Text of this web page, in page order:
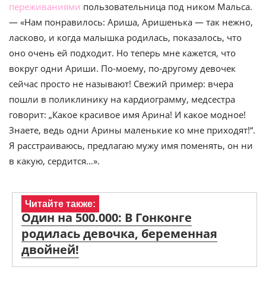
переживаниями пользовательница под ником Мальса.
— «Нам понравилось: Ариша, Аришенька — так нежно,
ласково, и когда малышка родилась, показалось, что
оно очень ей подходит. Но теперь мне кажется, что
вокруг одни Ариши. По-моему, по-другому девочек
сейчас просто не называют! Свежий пример: вчера
пошли в поликлинику на кардиограмму, медсестра
говорит: „Какое красивое имя Арина! И какое модное!
Знаете, ведь одни Арины маленькие ко мне приходят!“.
Я расстраиваюсь, предлагаю мужу имя поменять, он ни
в какую, сердится…».
Читайте также:
Один на 500.000: В Гонконге
родилась девочка, беременная
двойней!